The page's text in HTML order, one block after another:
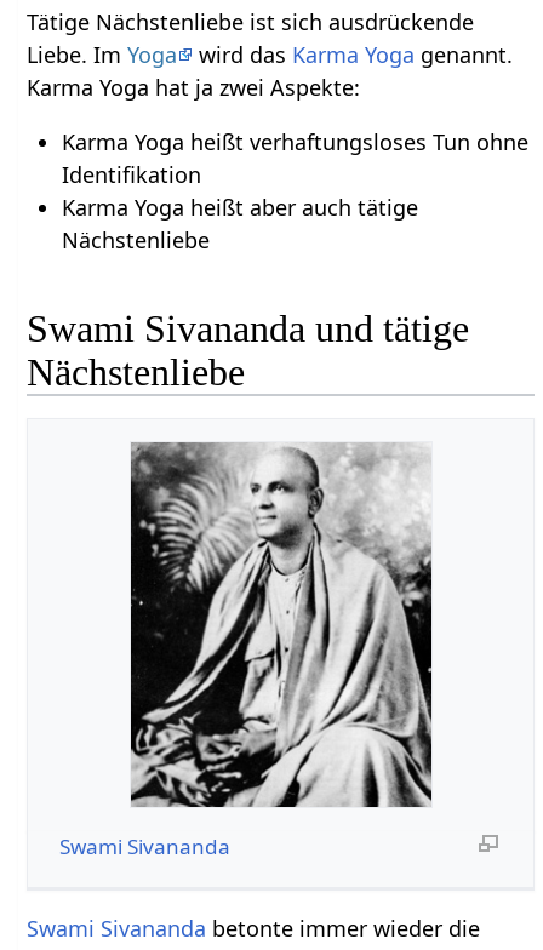
Tätige Nächstenliebe ist sich ausdrückende
Liebe. ImYoga wird das Karma Yoga genannt.
Karma Yoga hat ja zwei Aspekte:
Karma Yoga heißt verhaftungsloses Tun ohne
Identifikation
Karma Yoga heißt aber auch tätige
Nächstenliebe
Swami Sivananda und tätige
Nächstenliebe
Swami Sivananda
Swami Sivananda betonte immer wieder die